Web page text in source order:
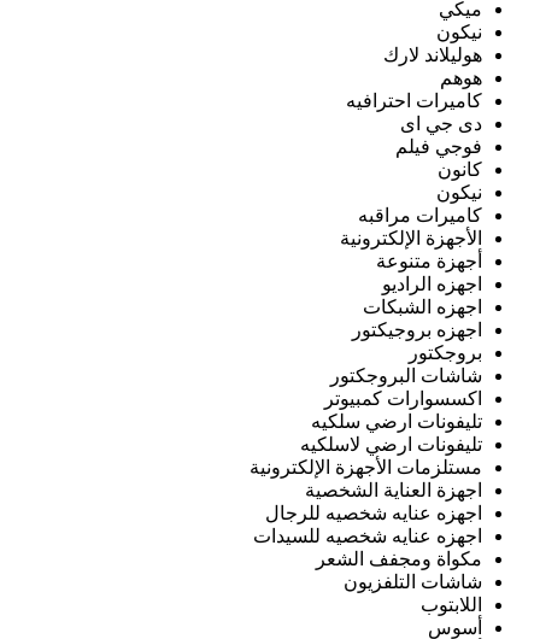
ميكي
نيكون
هوليلاند لارك
هوهم
كاميرات احترافيه
دى جي اى
فوجي فيلم
كانون
نيكون
كاميرات مراقبه
الأجهزة الإلكترونية
أجهزة متنوعة
اجهزه الراديو
اجهزه الشبكات
اجهزه بروجيكتور
بروجكتور
شاشات البروجكتور
اكسسوارات كمبيوتر
تليفونات ارضي سلكيه
تليفونات ارضي لاسلكيه
مستلزمات الأجهزة الإلكترونية
اجهزة العناية الشخصية
اجهزه عنايه شخصيه للرجال
اجهزه عنايه شخصيه للسيدات
مكواة ومجفف الشعر
شاشات التلفزيون
اللابتوب
أسوس